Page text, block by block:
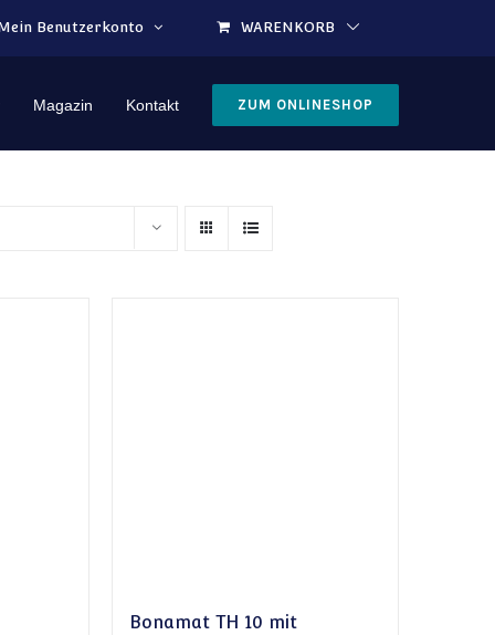
Benutzerkonto
WARENKORB
Magazin Kontakt ZUM ONLINESHOP
Bonamat TH 10 mit